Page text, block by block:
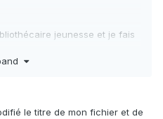
jeunesse et je fais
le titre de votre fichier
parano
le titre de mon fichier et de